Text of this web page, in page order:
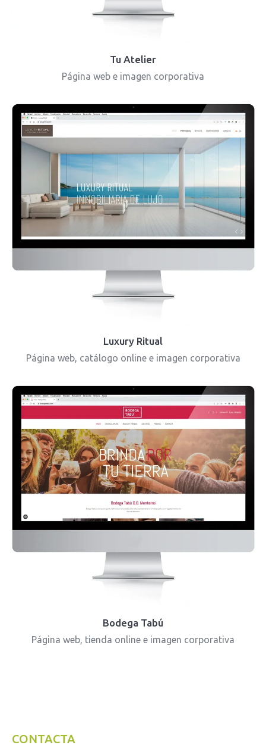
Tu Atelier
Página web e imagen corporativa
Luxury Ritual
Página web, catálogo online e imagen corporativa
Bodega Tabú
Página web, tienda online e imagen corporativa
CONTACTA